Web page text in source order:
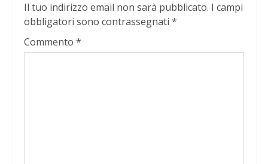
Il tuo indirizzo email non sarà pubblicato. I campi
obbligatori sono contrassegnati *
Commento *